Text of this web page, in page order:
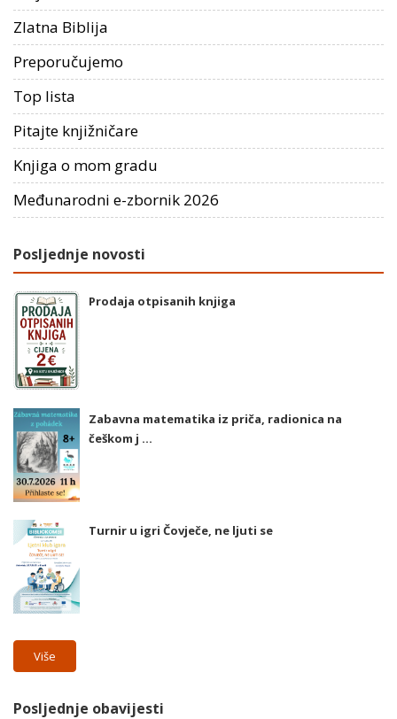
Zlatna Biblija
Preporučujemo
Top lista
Pitajte knjižničare
Knjiga o mom gradu
Međunarodni e-zbornik 2026
Posljednje novosti
Prodaja otpisanih knjiga
Zabavna matematika iz priča, radionica na
češkom j ...
Turnir u igri Čovječe, ne ljuti se
Više
Posljednje obavijesti